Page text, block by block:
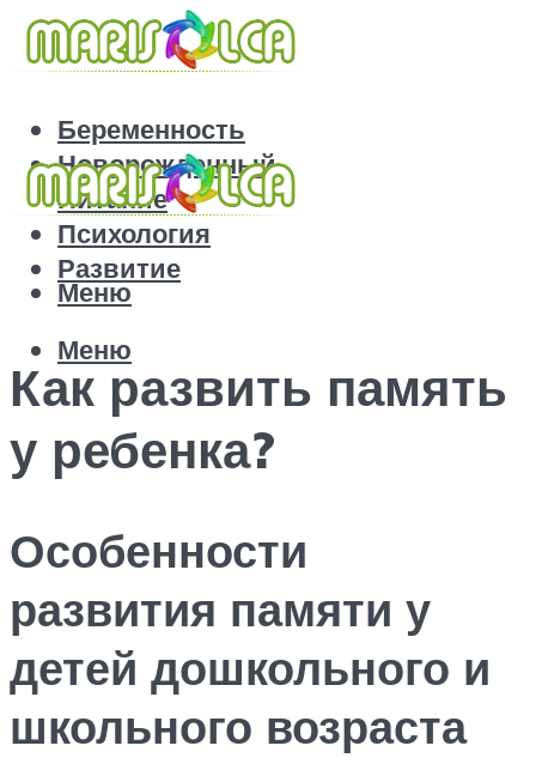
Беременность
Новорожденный
Питание
Психология
Развитие
Меню
Меню
Как развить память
у ребенка?
Особенности
развития памяти у
детей дошкольного и
школьного возраста